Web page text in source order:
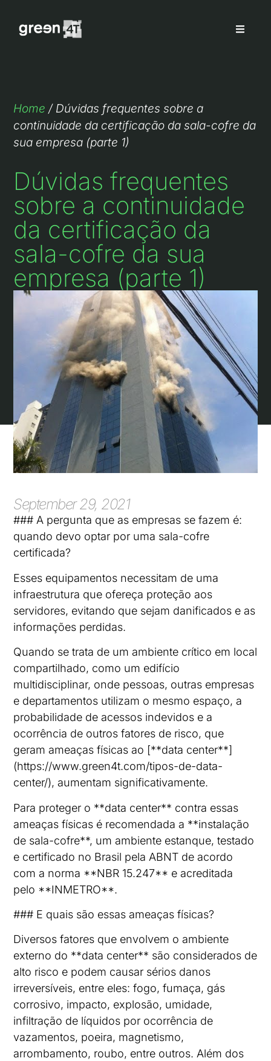
Home / Dúvidas frequentes sobre a
continuidade da certificação da sala-cofre da
sua empresa (parte 1)
Dúvidas frequentes
sobre a continuidade
da certificação da
sala-cofre da sua
empresa (parte 1)
September 29, 2021
### A pergunta que as empresas se fazem é:
quando devo optar por uma sala-cofre
certificada?
Esses equipamentos necessitam de uma
infraestrutura que ofereça proteção aos
servidores, evitando que sejam danificados e as
informações perdidas.
Quando se trata de um ambiente crítico em local
compartilhado, como um edifício
multidisciplinar, onde pessoas, outras empresas
e departamentos utilizam o mesmo espaço, a
probabilidade de acessos indevidos e a
ocorrência de outros fatores de risco, que
geram ameaças físicas ao [**data center**]
(https://www.green4t.com/tipos-de-data-
center/), aumentam significativamente.
Para proteger o **data center** contra essas
ameaças físicas é recomendada a **instalação
de sala-cofre**, um ambiente estanque, testado
e certificado no Brasil pela ABNT de acordo
com a norma **NBR 15.247** e acreditada
pelo **INMETRO**.
### E quais são essas ameaças físicas?
Diversos fatores que envolvem o ambiente
externo do **data center** são considerados de
alto risco e podem causar sérios danos
irreversíveis, entre eles: fogo, fumaça, gás
corrosivo, impacto, explosão, umidade,
infiltração de líquidos por ocorrência de
vazamentos, poeira, magnetismo,
arrombamento, roubo, entre outros. Além dos